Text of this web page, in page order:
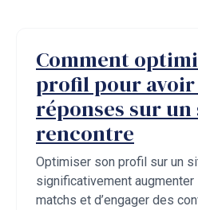
Comment
profil pour avoir
réponses sur un
rencontre
Optimiser son profil sur un
significativement augmenter
matchs et d’engager des